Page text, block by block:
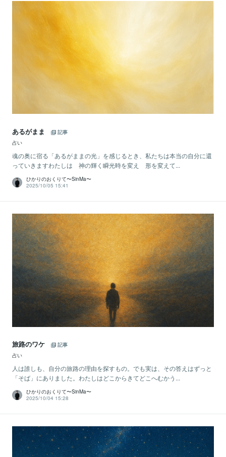
あるがまま
記事
占い
魂の奥に宿る「あるがままの光」を感じるとき、私たちは本当の自分に還
っていきますわたしは 神の輝く瞬光時を変え 形を変えて...
ひかりのおくりて〜SinMa〜
2025/10/05 15:41
旅路のワケ
記事
占い
人は誰しも、自分の旅路の理由を探すもの。でも実は、その答えはずっと
「そば」にありました。わたしはどこからきてどこへむかう...
ひかりのおくりて〜SinMa〜
2025/10/04 15:28